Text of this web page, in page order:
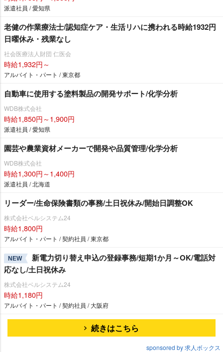
派遣社員 / 愛知県
老健の作業療法士/認知症ケア・生活リハに携われる時給1932円
日曜休み・残業なし
社会医療法人財団 仁医会
時給1,932円～
アルバイト・パート / 東京都
自動車に使用する塗料製品の開発サポート/化学分析
WDB株式会社
時給1,850円～1,900円
派遣社員 / 愛知県
園芸や農業資材メーカーで開発や品質管理/化学分析
WDB株式会社
時給1,300円～1,400円
派遣社員 / 北海道
リーダー/生命保険書類の事務/土日祝休み/開始日調整OK
株式会社ベルシステム24
時給1,800円
アルバイト・パート / 契約社員 / 東京都
NEW
新電力切り替え申込の登録事務/短期1か月～OK/電話対
応なし/土日祝休み
株式会社ベルシステム24
時給1,180円
アルバイト・パート / 契約社員 / 大阪府
続きはこちら
sponsored by 求人ボックス